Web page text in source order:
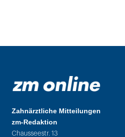
Zahnärztliche Mitteilungen
zm-Redaktion
Chausseestr. 13